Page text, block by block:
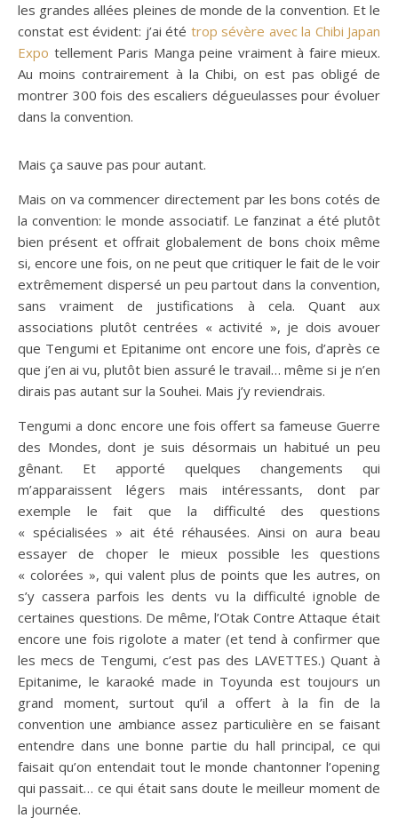
les grandes allées pleines de monde de la convention. Et le
constat est évident: j’ai été trop sévère avec la Chibi Japan
Expo tellement Paris Manga peine vraiment à faire mieux.
Au moins contrairement à la Chibi, on est pas obligé de
montrer 300 fois des escaliers dégueulasses pour évoluer
dans la convention.
Mais ça sauve pas pour autant.
Mais on va commencer directement par les bons cotés de
la convention: le monde associatif. Le fanzinat a été plutôt
bien présent et offrait globalement de bons choix même
si, encore une fois, on ne peut que critiquer le fait de le voir
extrêmement dispersé un peu partout dans la convention,
sans vraiment de justifications à cela. Quant aux
associations plutôt centrées « activité », je dois avouer
que Tengumi et Epitanime ont encore une fois, d’après ce
que j’en ai vu, plutôt bien assuré le travail… même si je n’en
dirais pas autant sur la Souhei. Mais j’y reviendrais.
Tengumi a donc encore une fois offert sa fameuse Guerre
des Mondes, dont je suis désormais un habitué un peu
gênant. Et apporté quelques changements qui
m’apparaissent légers mais intéressants, dont par
exemple le fait que la difficulté des questions
« spécialisées » ait été réhausées. Ainsi on aura beau
essayer de choper le mieux possible les questions
« colorées », qui valent plus de points que les autres, on
s’y cassera parfois les dents vu la difficulté ignoble de
certaines questions. De même, l’Otak Contre Attaque était
encore une fois rigolote a mater (et tend à confirmer que
les mecs de Tengumi, c’est pas des LAVETTES.) Quant à
Epitanime, le karaoké made in Toyunda est toujours un
grand moment, surtout qu’il a offert à la fin de la
convention une ambiance assez particulière en se faisant
entendre dans une bonne partie du hall principal, ce qui
faisait qu’on entendait tout le monde chantonner l’opening
qui passait… ce qui était sans doute le meilleur moment de
la journée.